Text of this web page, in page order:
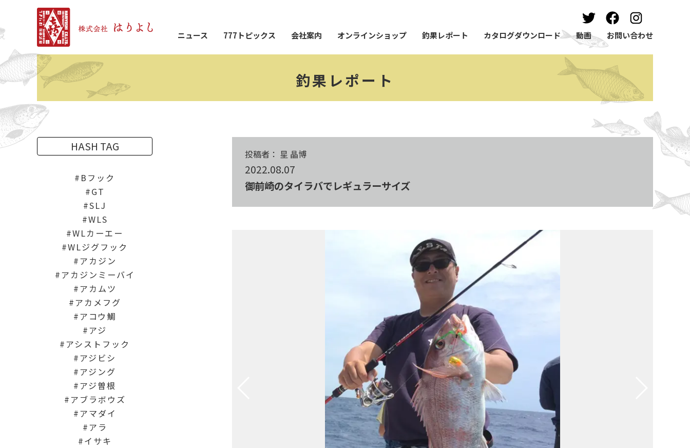
ニュース 777トピックス 会社案内 オンラインショップ 釣果レポート カタログダウンロード 動画 お問い合わせ
釣果レポート
投稿者： 星 晶博
2022.08.07
御前崎のタイラバでレギュラーサイズ
HASH TAG
Bフック
GT
SLJ
WLS
WLカーエー
WLジグフック
アカジン
アカジンミーバイ
アカムツ
アカメフグ
アコウ鯛
アジ
アシストフック
アジビシ
アジング
アジ曽根
アブラボウズ
アマダイ
アラ
イサキ